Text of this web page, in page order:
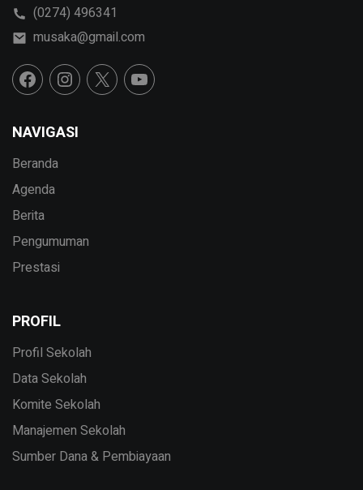
(0274) 496341
musaka@gmail.com
NAVIGASI
Beranda
Agenda
Berita
Pengumuman
Prestasi
PROFIL
Profil Sekolah
Data Sekolah
Komite Sekolah
Manajemen Sekolah
Sumber Dana & Pembiayaan